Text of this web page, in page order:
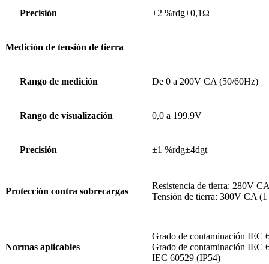
Precisión ±2 %rdg±0,1Ω
Medición de tensión de tierra
Rango de medición De 0 a 200V CA (50/60Hz)
Rango de visualización 0,0 a 199.9V
Precisión ±1 %rdg±4dgt
Protección contra sobrecargas
Resistencia de tierra: 280V
Tensión de tierra: 300V CA
Normas aplicables
Grado de contaminación
Grado de contaminación
IEC 60529 (IP54)